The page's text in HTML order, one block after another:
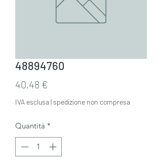
48894760
40,48 €
IVA esclusa | spedizione non compresa
Quantità *